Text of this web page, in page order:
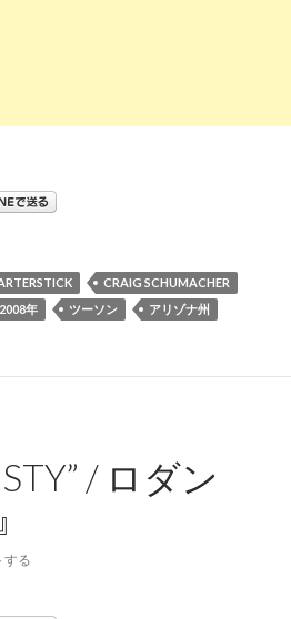
CRAIG SCHUMACHER
2008年 ツーソン アリゾナ州
/ ロダン
する